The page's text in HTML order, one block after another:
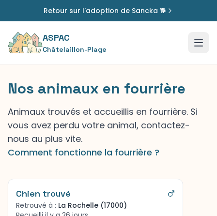
Retour sur l'adoption de Sancka 🐕
ASPAC
Châtelaillon-Plage
Nos animaux en fourrière
Animaux trouvés et accueillis en fourrière. Si
vous avez perdu votre animal, contactez-
nous au plus vite.
Comment fonctionne la fourrière ?
Chien trouvé
Retrouvé à : La Rochelle (17000)